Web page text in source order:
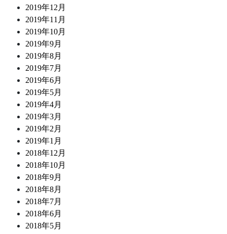
2019年12月
2019年11月
2019年10月
2019年9月
2019年8月
2019年7月
2019年6月
2019年5月
2019年4月
2019年3月
2019年2月
2019年1月
2018年12月
2018年10月
2018年9月
2018年8月
2018年7月
2018年6月
2018年5月